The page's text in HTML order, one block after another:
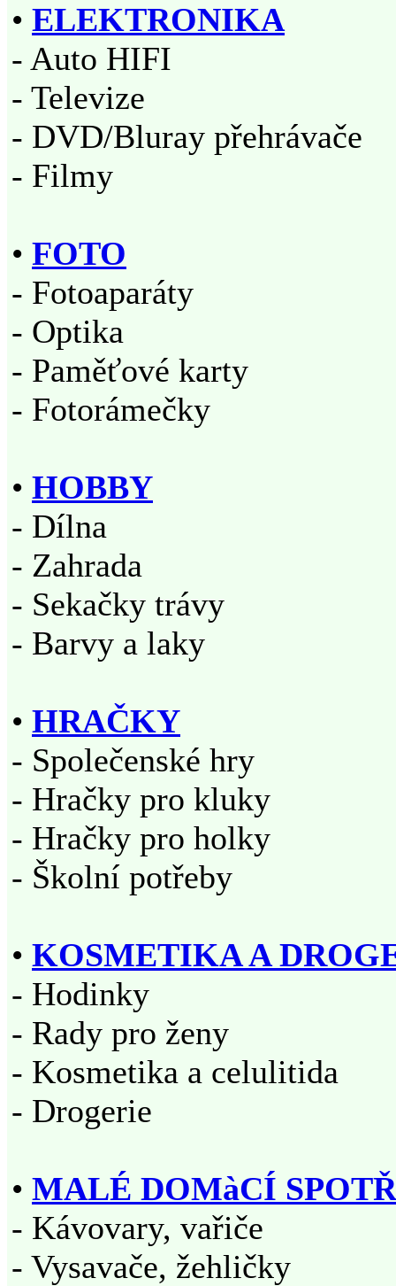
• ELEKTRONIKA
- Auto HIFI
- Televize
- DVD/Bluray přehrávače
- Filmy
• FOTO
- Fotoaparáty
- Optika
- Paměťové karty
- Fotorámečky
• HOBBY
- Dílna
- Zahrada
- Sekačky trávy
- Barvy a laky
• HRAČKY
- Společenské hry
- Hračky pro kluky
- Hračky pro holky
- Školní potřeby
• KOSMETIKA A
- Hodinky
- Rady pro ženy
- Kosmetika a celulitida
- Drogerie
• MALÉ DOMàCÍ
- Kávovary, vařiče
- Vysavače, žehličky